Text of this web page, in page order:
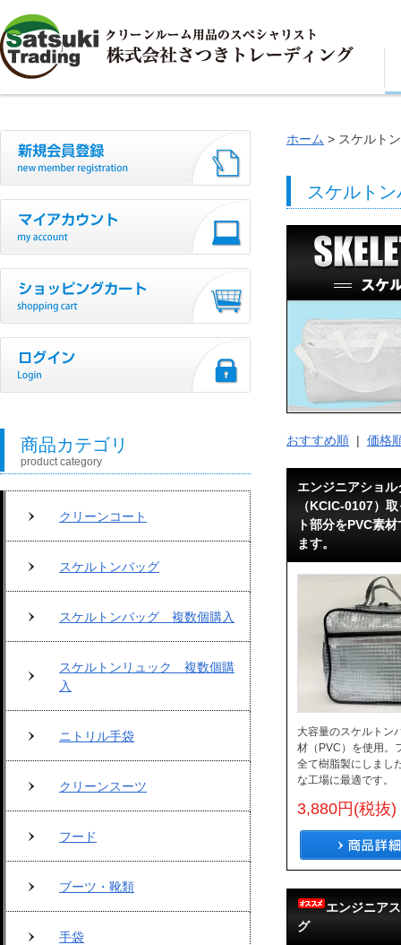
ホーム スケルト
スケルト
おすすめ順 | 価格
エンジニアショ
（KCIC-0107）
ト部分をPVC素
ます。
大容量のスケルトン
材（PVC）を使用。
全て樹脂製にしまし
な工場に最適です。
3,880円(税抜)
エンジニア
グ
商品カテゴリ
product category
クリーンコート
スケルトンバッグ
スケルトンバッグ 複数個購入
スケルトンリュック 複数個購
入
ニトリル手袋
クリーンスーツ
フード
ブーツ・靴類
手袋